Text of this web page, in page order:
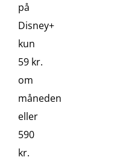
på
Disney+
kun
59 kr.
om
måneden
eller
590
kr.